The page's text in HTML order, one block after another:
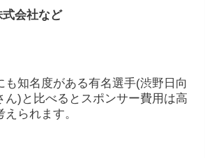
会社など
も知名度がある有名選手(渋野日向
ん)と比べるとスポンサー費用は高
られます。